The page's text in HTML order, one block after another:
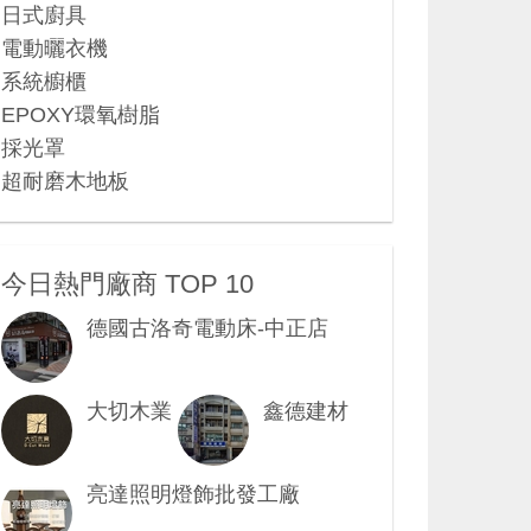
日式廚具
電動曬衣機
系統櫥櫃
EPOXY環氧樹脂
採光罩
超耐磨木地板
今日熱門廠商 TOP 10
德國古洛奇電動床-中正店
大切木業 鑫德建材
亮達照明燈飾批發工廠